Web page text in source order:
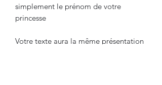
simplement le prénom de votre
princesse
Votre texte aura la même présentation